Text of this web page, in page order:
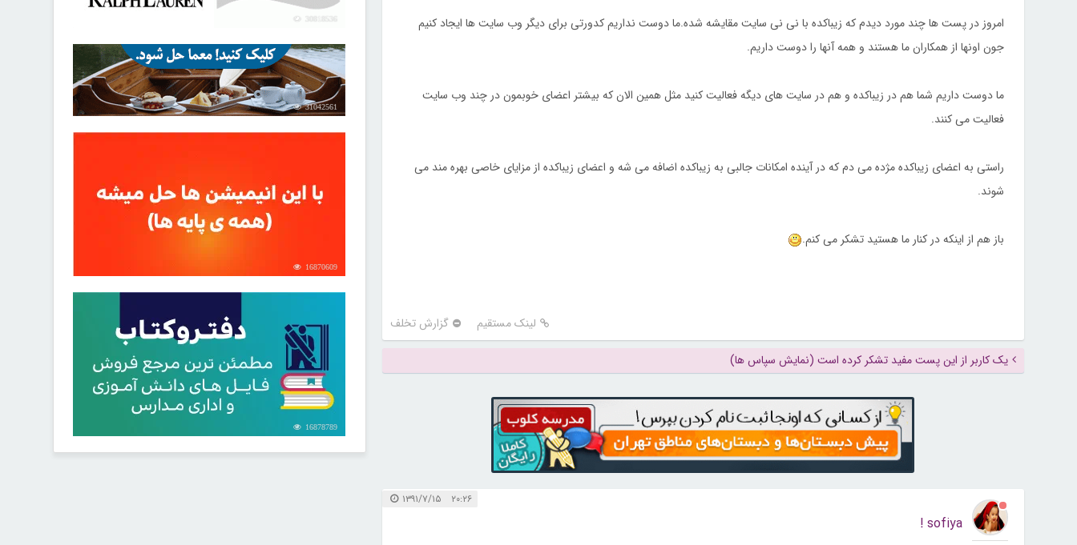
امروز در پست ها چند مورد دیدم که زیباکده با نی نی سایت مقایشه شده.ما دوست نداریم کدورتی برای دیگر وب سایت ها ایجاد کنیم
جون اونها از همکاران ما هستند و همه آنها را دوست داریم.
ما دوست داریم شما هم در زیباکده و هم در سایت های دیگه فعالیت کنید مثل همین الان که بیشتر اعضای خوبمون در چند وب سایت
فعالیت می کنند.
راستی به اعضای زیباکده مژده می دم که در آینده امکانات جالبی به زیباکده اضافه می شه و اعضای زیباکده از مزایای خاصی بهره مند می
شوند.
باز هم از اینکه در کنار ما هستید تشکر می کنم.
لینک مستقیم گزارش تخلف
یک کاربر از این پست مفید تشکر کرده است (نمایش سپاس ها)
۲۰:۲۶ ۱۳۹۱/۷/۱۵
sofiya !
31042561
16870609
16878789